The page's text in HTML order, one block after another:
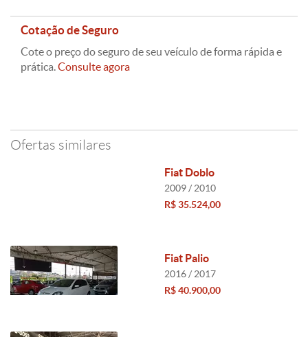
Cotação de Seguro
Cote o preço do seguro de seu veículo de forma rápida e
prática.Consulte agora
Ofertas similares
Fiat Doblo
2009 / 2010
R$ 35.524,00
Fiat Palio
2016 / 2017
R$ 40.900,00